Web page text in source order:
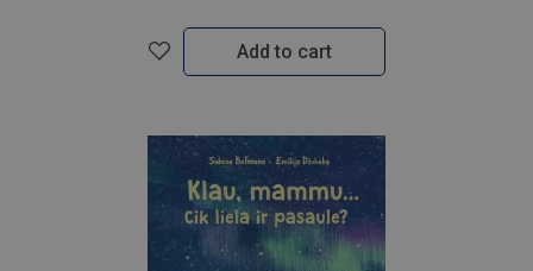
Add to cart